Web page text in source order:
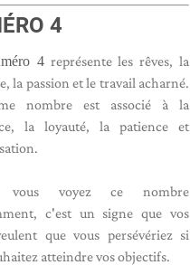
4
4représente les rêves, la
la passion et le travail acharné.
nombre est associé à la
la loyauté, la patience et
vous voyez ce nombre
c'est un signe que vos
que vous persévériez si
atteindre vos objectifs.